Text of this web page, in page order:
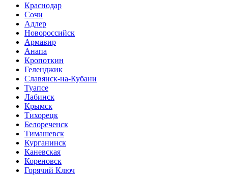
Краснодар
Сочи
Адлер
Новороссийск
Армавир
Анапа
Кропоткин
Геленджик
Славянск-на-Кубани
Туапсе
Лабинск
Крымск
Тихорецк
Белореченск
Тимашевск
Курганинск
Каневская
Кореновск
Горячий Ключ